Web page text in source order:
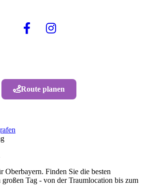
Route planen
Oberbayern. Finden Sie die besten
Tag - von der Traumlocation bis zum